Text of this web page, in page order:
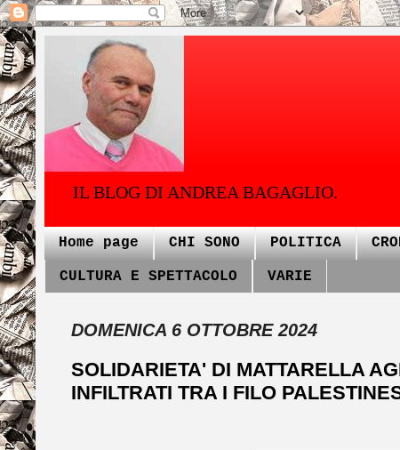
IL BLOG DI ANDREA BAGAGLIO.
Home page CHI SONO POLITICA
CULTURA E SPETTACOLO VARIE
DOMENICA 6 OTTOBRE 2024
SOLIDARIETA' DI MATTARELLA
INFILTRATI TRA I FILO